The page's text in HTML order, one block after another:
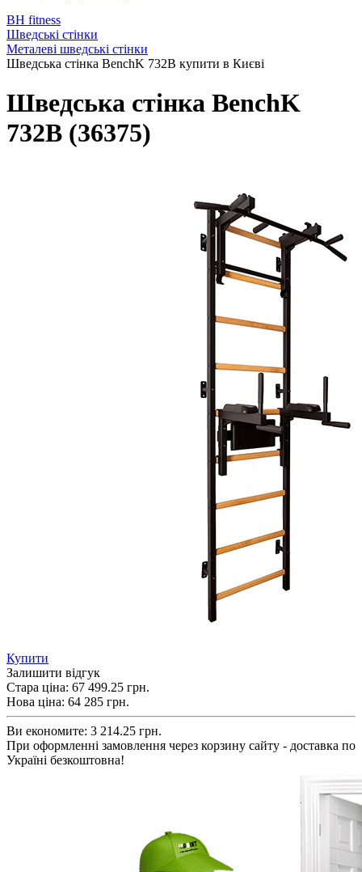
BH fitness
Шведські стінки
Металеві шведські стінки
Шведська стінка BenchK 732B купити в Києві
Шведська стінка BenchK
732B (36375)
Купити
Залишити відгук
Стара ціна: 67 499.25 грн.
Нова ціна: 64 285 грн.
Ви економите: 3 214.25 грн.
При оформленні замовлення через корзину сайту - доставка по
Україні безкоштовна!